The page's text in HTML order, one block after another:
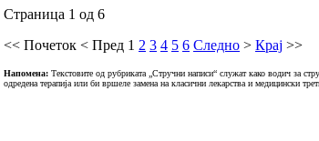
Страница 1 од 6
<< Почеток < Пред 1 2 3 4 5 6 Следно > Крај >>
Напомена: Текстовите од рубриката „Стручни написи“ служат како водич за
одредена терапија или би вршеле замена на класични лекарства и медицински